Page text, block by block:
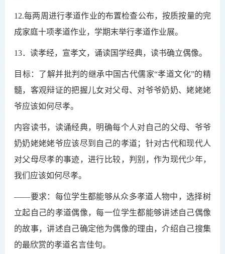
12.每两周进行孝道作业的布置检查公布，按质按量的完
成家庭十项孝道作业，学期末举行孝道作业展。
13．读孝经，宣孝文，诵读国学经典，读书确立偶像。
目标：了解并批判的继承中国古代儒家“孝道文化”的精
髓，客观辩证的把握儿女对父母、对爷爷奶奶、姥姥姥
爷应该如何尽孝。
内容读书，读诵经典，明确每个人对自己的父母、爷爷
奶奶姥姥姥爷应该尽到自己的孝道；针对古代和现代人
对父母尽孝的事迹，进行比较，判别，作为现代少年，
我们应该如何尽孝。
——要求：每位学生都能够从众多孝道人物中，选择树
立起自己的孝道偶像，每一位学生都能够讲述自己偶像
的故事，讲述自己确定他为偶像的理由，介绍自己搜集
的最欣赏的孝道名言佳句。